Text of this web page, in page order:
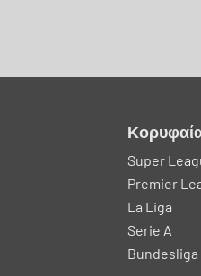
Super
Premier
La Liga
Serie A
Bundesliga